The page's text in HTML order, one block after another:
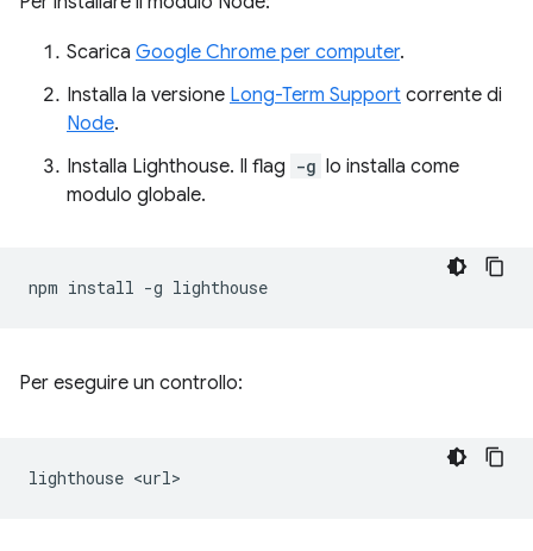
Scarica Google Chrome per computer.
Installa la versione Long-Term Support corrente di
Node.
Installa Lighthouse. Il flag -g lo installa come
modulo globale.
npm install -g
Per eseguire un controllo:
lighthouse